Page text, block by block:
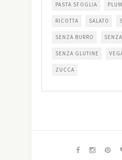
PASTA SFOGLIA
RICOTTA SALATO
SENZA BURRO
SENZA GLUTINE
ZUCCA